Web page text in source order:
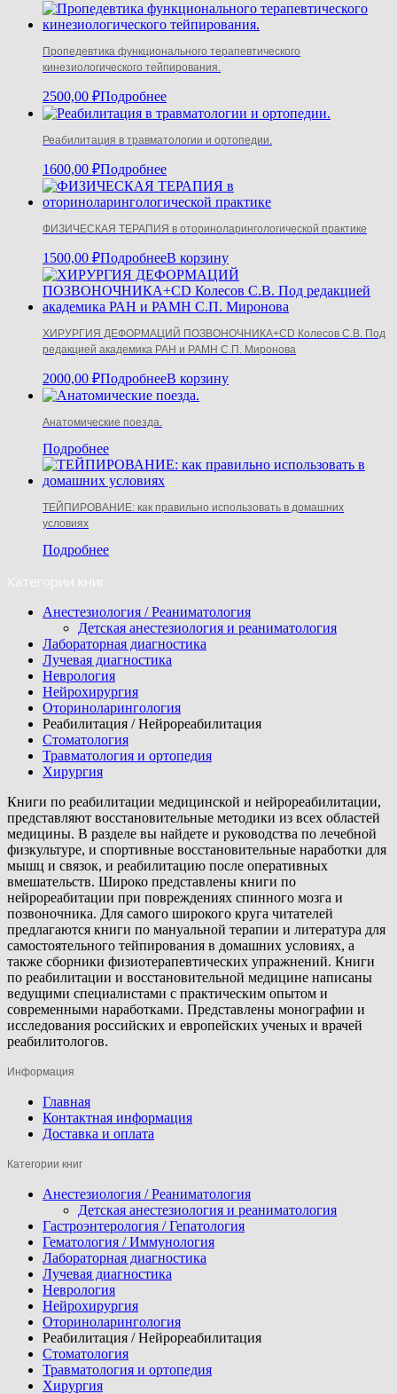
Пропедевтика функционального терапевтического
кинезиологического тейпирования.
2500,00 ₽Подробнее
Реабилитация в травматологии и ортопедии.
1600,00 ₽Подробнее
ФИЗИЧЕСКАЯ ТЕРАПИЯ в оториноларингологической практике
1500,00 ₽ПодробнееВ корзину
ХИРУРГИЯ ДЕФОРМАЦИЙ ПОЗВОНОЧНИКА+CD Колесов С.В. Под
редакцией академика РАН и РАМН С.П. Миронова
2000,00 ₽ПодробнееВ корзину
Анатомические поезда.
Подробнее
ТЕЙПИРОВАНИЕ: как правильно использовать в домашних
условиях
Подробнее
Категории книг
Анестезиология / Реаниматология
Детская анестезиология и реаниматология
Лабораторная диагностика
Лучевая диагностика
Неврология
Нейрохирургия
Оториноларингология
Реабилитация / Нейрореабилитация
Стоматология
Травматология и ортопедия
Хирургия
Книги по реабилитации медицинской и нейрореабилитации,
представляют восстановительные методики из всех областей
медицины. В разделе вы найдете и руководства по лечебной
физкультуре, и спортивные восстановительные наработки для
мышц и связок, и реабилитацию после оперативных
вмешательств. Широко представлены книги по
нейрореабитации при повреждениях спинного мозга и
позвоночника. Для самого широкого круга читателей
предлагаются книги по мануальной терапии и литература для
самостоятельного тейпирования в домашних условиях, а
также сборники физиотерапевтических упражнений. Книги
по реабилитации и восстановительной медицине написаны
ведущими специалистами с практическим опытом и
современными наработками. Представлены монографии и
исследования российских и европейских ученых и врачей
реабилитологов.
Информация
Главная
Контактная информация
Доставка и оплата
Категории книг
Анестезиология / Реаниматология
Детская анестезиология и реаниматология
Гастроэнтерология / Гепатология
Гематология / Иммунология
Лабораторная диагностика
Лучевая диагностика
Неврология
Нейрохирургия
Оториноларингология
Реабилитация / Нейрореабилитация
Стоматология
Травматология и ортопедия
Хирургия